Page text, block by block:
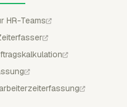
HR-Teams